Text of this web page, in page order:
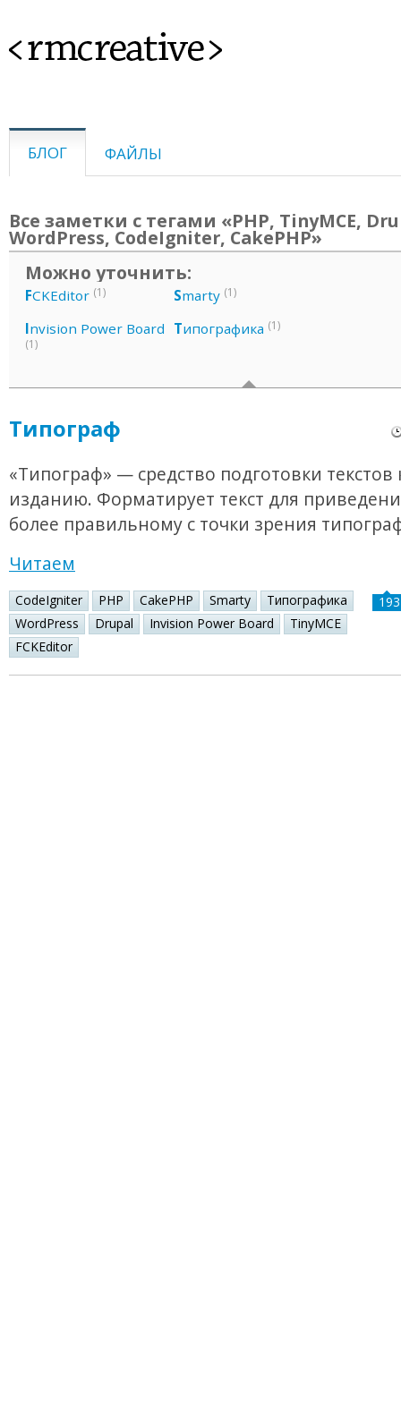
<rmcreative>
БЛОГ ФАЙЛЫ
Все заметки с тегами «PHP, TinyMCE,
WordPress, CodeIgniter, CakePHP»
Можно уточнить:
FCKEditor (1)
Invision Power Board
(1)
Smarty (1)
Типографика (1)
Типограф
«Типограф» — средство подготовки текстов
изданию. Форматирует текст для
более правильному с точки зрения
Читаем
CodeIgniter PHP CakePHP Smarty
Типографика
WordPress
Drupal Invision Power Board
TinyMCE
FCKEditor